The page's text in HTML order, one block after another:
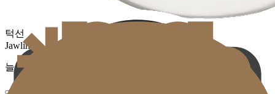
턱선
Jawline
늘어진 턱선과 볼살을 조여 또렷한 윤곽을 완성합니다.